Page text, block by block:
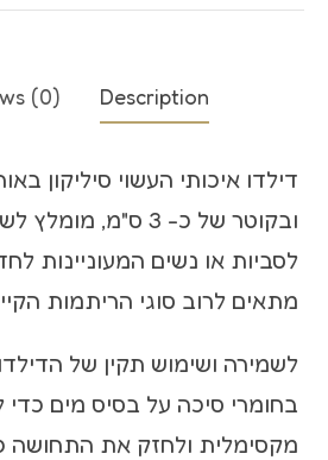
Description
(0)
ובקוטר של כ- 3 ס"מ,
לסביות או נשים המעוניינות
מתאים לרוב סוגי הריתמות
לשמירה ושימוש תקין של
בחומרי סיכה על בסיס מים
מקסימלית ולחזק את